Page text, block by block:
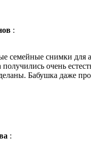
:
семейные снимки для
получились очень
Бабушка даже
: